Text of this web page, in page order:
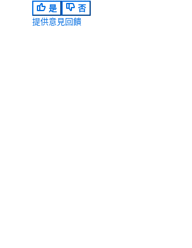
yet. An ECS
是
否
提供意見回饋